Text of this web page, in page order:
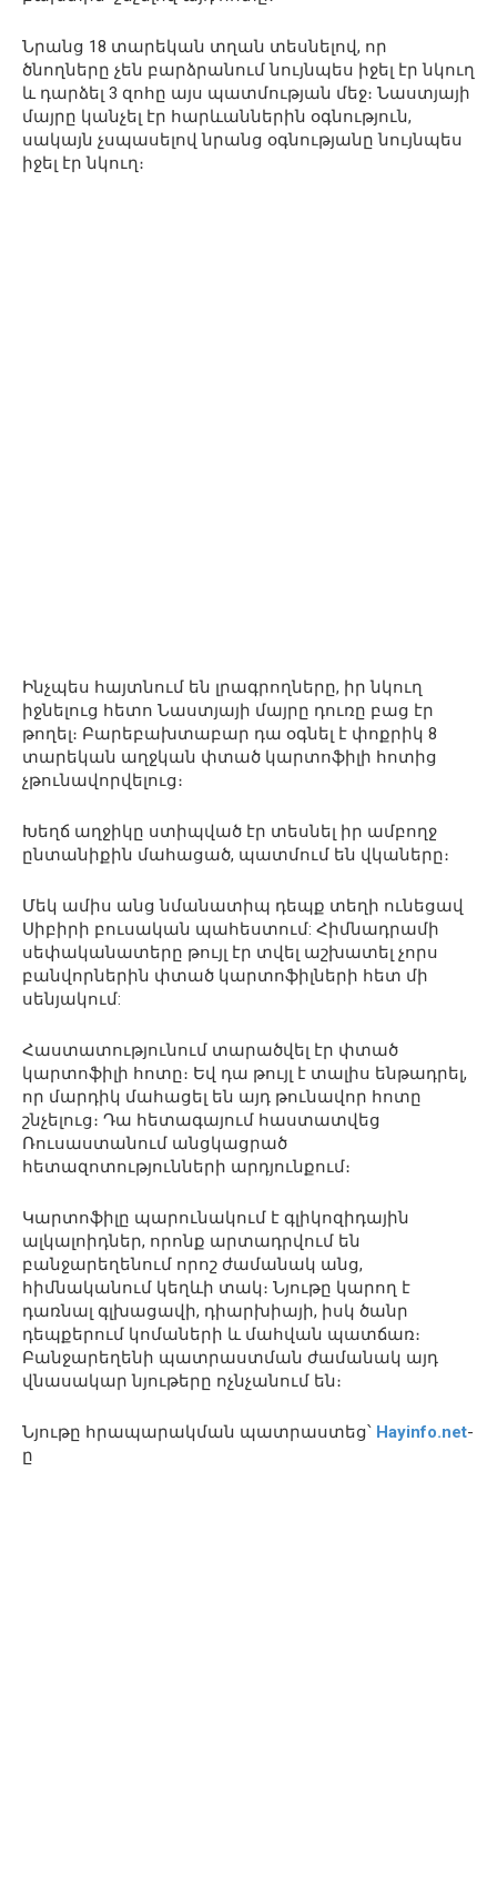
Նրանց 18 տարեկան տղան տեսնելով, որ
ծնողները չեն բարձրանում նույնպես իջել էր նկուղ
և դարձել 3 զոհը այս պատմության մեջ։ Նաստյայի
մայրը կանչել էր հարևաններին օգնություն,
սակայն չսպասելով նրանց օգնությանը նույնպես
իջել էր նկուղ։
Ինչպես հայտնում են լրագրողները, իր նկուղ
իջնելուց հետո Նաստյայի մայրը դուռը բաց էր
թողել։ Բարեբախտաբար դա օգնել է փոքրիկ 8
տարեկան աղջկան փտած կարտոֆիլի հոտից
չթունավորվելուց։
Խեղճ աղջիկը ստիպված էր տեսնել իր ամբողջ
ընտանիքին մահացած, պատմում են վկաները։
Մեկ ամիս անց նմանատիպ դեպք տեղի ունեցավ
Սիբիրի բուսական պահեստում: Հիմնադրամի
սեփականատերը թույլ էր տվել աշխատել չորս
բանվորներին փտած կարտոֆիլների հետ մի
սենյակում:
Հաստատությունում տարածվել էր փտած
կարտոֆիլի հոտը։ Եվ դա թույլ է տալիս ենթադրել,
որ մարդիկ մահացել են այդ թունավոր հոտը
շնչելուց։ Դա հետագայում հաստատվեց
Ռուսաստանում անցկացրած
հետազոտությունների արդյունքում։
Կարտոֆիլը պարունակում է գլիկոզիդային
ալկալոիդներ, որոնք արտադրվում են
բանջարեղենում որոշ ժամանակ անց,
հիմնականում կեղևի տակ։ Նյութը կարող է
դառնալ գլխացավի, դիարխիայի, իսկ ծանր
դեպքերում կոմաների և մահվան պատճառ։
Բանջարեղենի պատրաստման ժամանակ այդ
վնասակար նյութերը ոչնչանում են։
Նյութը հրապարակման պատրաստեց՝ Hayinfo.net-
ը